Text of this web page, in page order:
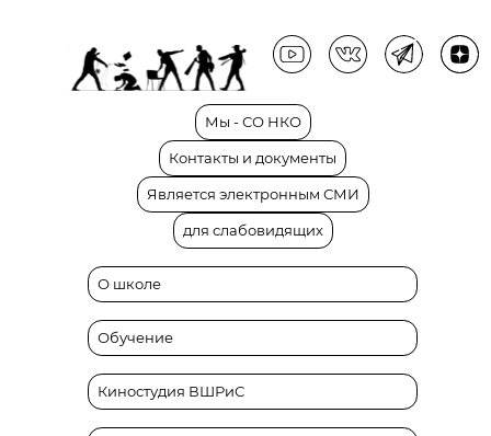
Мы - СО НКО
Контакты и документы
Является электронным СМИ
для слабовидящих
О школе
Обучение
Киностудия ВШРиС